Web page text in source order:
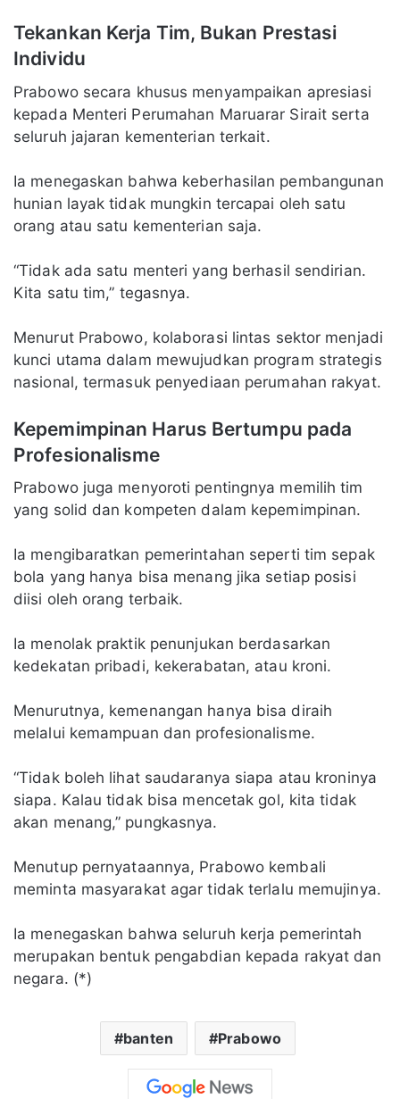
Tekankan Kerja Tim, Bukan Prestasi
Individu
Prabowo secara khusus menyampaikan apresiasi
kepada Menteri Perumahan Maruarar Sirait serta
seluruh jajaran kementerian terkait.
Ia menegaskan bahwa keberhasilan pembangunan
hunian layak tidak mungkin tercapai oleh satu
orang atau satu kementerian saja.
“Tidak ada satu menteri yang berhasil sendirian.
Kita satu tim,” tegasnya.
Menurut Prabowo, kolaborasi lintas sektor menjadi
kunci utama dalam mewujudkan program strategis
nasional, termasuk penyediaan perumahan rakyat.
Kepemimpinan Harus Bertumpu pada
Profesionalisme
Prabowo juga menyoroti pentingnya memilih tim
yang solid dan kompeten dalam kepemimpinan.
Ia mengibaratkan pemerintahan seperti tim sepak
bola yang hanya bisa menang jika setiap posisi
diisi oleh orang terbaik.
Ia menolak praktik penunjukan berdasarkan
kedekatan pribadi, kekerabatan, atau kroni.
Menurutnya, kemenangan hanya bisa diraih
melalui kemampuan dan profesionalisme.
“Tidak boleh lihat saudaranya siapa atau kroninya
siapa. Kalau tidak bisa mencetak gol, kita tidak
akan menang,” pungkasnya.
Menutup pernyataannya, Prabowo kembali
meminta masyarakat agar tidak terlalu memujinya.
Ia menegaskan bahwa seluruh kerja pemerintah
merupakan bentuk pengabdian kepada rakyat dan
negara. (*)
banten Prabowo